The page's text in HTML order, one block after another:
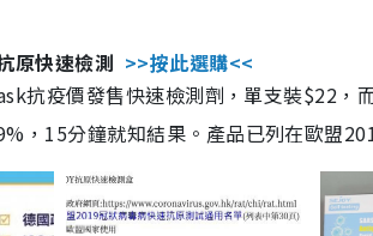
原快速檢測 >>按此選購<<
抗疫價發售快速檢測劑，單支裝$22
，15分鐘就知結果。產品已列在歐盟